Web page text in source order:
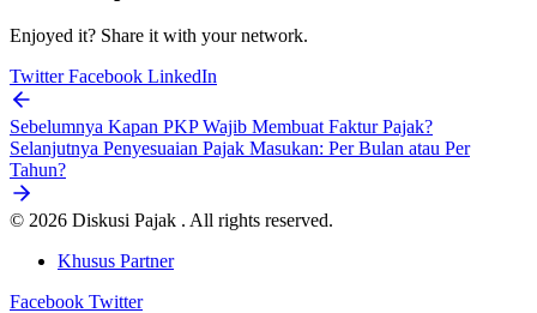
Enjoyed it? Share it with your network.
TwitterFacebook LinkedIn
Sebelumnya Kapan PKP Wajib Membuat Faktur Pajak?
Selanjutnya Penyesuaian Pajak Masukan: Per Bulan atau Per
Tahun?
© 2026 Diskusi Pajak . All rights reserved.
Khusus Partner
Facebook Twitter